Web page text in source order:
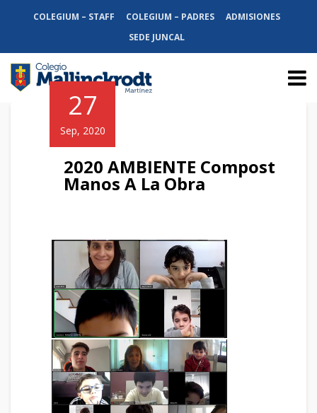
COLEGIUM – STAFF COLEGIUM – PADRES
ADMISIONES
SEDE JUNCAL
27
Sep, 2020
2020 AMBIENTE Compost
Manos A La Obra